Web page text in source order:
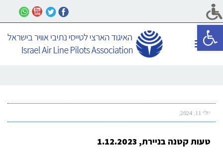
פתח סרגל נגישות
תפריט
יולי 11, 2024
טעות קטנה בניירת, 1.12.2023